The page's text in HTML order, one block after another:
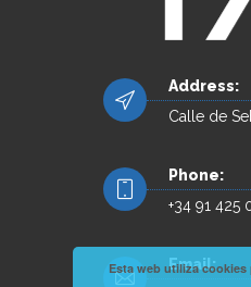
Address:
Calle de
Phone:
+34 91 425
Email:
Esta web utiliza